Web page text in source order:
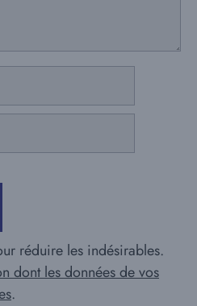
réduire les indésirables.
dont les données de vos
.